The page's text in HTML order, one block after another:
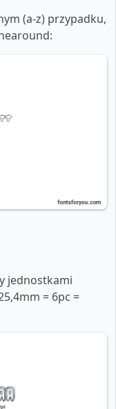
(a-z) przypadku,
jednostkami
= 6pc =